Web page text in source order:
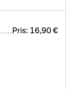
Pris: 16,90 €